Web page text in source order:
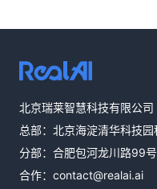
北京瑞莱智慧科技有限公司
总部：北京海淀清华科技
分部：合肥包河龙川路99
合作： contact@realai.ai